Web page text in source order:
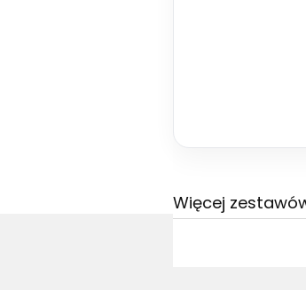
Więcej